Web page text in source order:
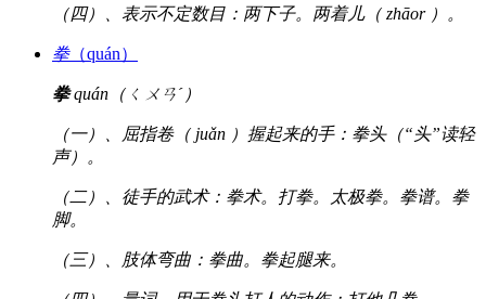
（四）、表示不定数目：两下子。两着儿（ zhāor ）。
拳（quán）
拳quán（ㄑㄨㄢˊ）
（一）、屈指卷（ juǎn ）握起来的手：拳头（“头”读轻
声）。
（二）、徒手的武术：拳术。打拳。太极拳。拳谱。拳
脚。
（三）、肢体弯曲：拳曲。拳起腿来。